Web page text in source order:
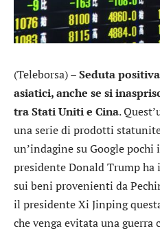
(Teleborsa) –Seduta
asiatici, anche se si
tra Stati Uniti e Cina.
una serie di prodotti
un’indagine su Google
presidente Donald Trump
sui beni provenienti da
il presidente Xi Jinping
che venga evitata una